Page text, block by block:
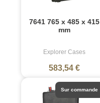
7641 765 x 485 x 415
mm
Explorer Cases
583,54 €
Sur commande